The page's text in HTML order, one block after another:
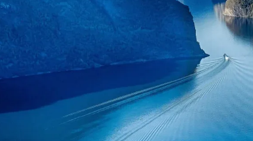
Kenntnissen